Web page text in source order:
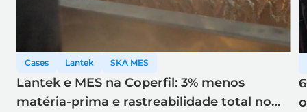
Cases Lantek SKA MES
Lantek e MES na Coperfil: 3% menos
matéria-prima e rastreabilidade total no